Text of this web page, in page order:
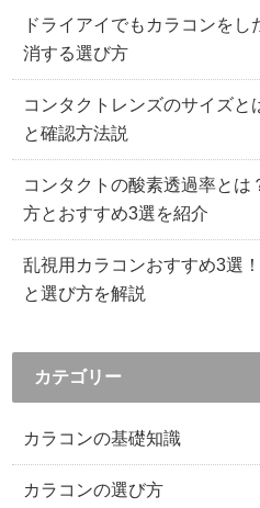
ドライアイでもカラコンを
消する選び方
コンタクトレンズのサイズと
と確認方法説
コンタクトの酸素透過率と
方とおすすめ3選を紹介
乱視用カラコンおすすめ3選
と選び方を解説
カテゴリー
カラコンの基礎知識
カラコンの選び方